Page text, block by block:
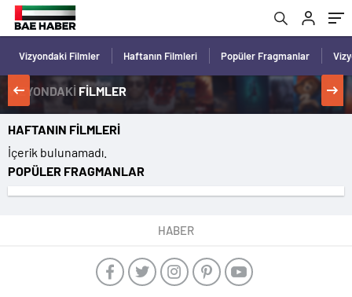
Vizyondaki Filmler Haftanın Filmleri Popüler Fragmanlar
VİZYONDAKİ FİLMLER
HAFTANIN FİLMLERİ
İçerik bulunamadı.
POPÜLER FRAGMANLAR
HABER